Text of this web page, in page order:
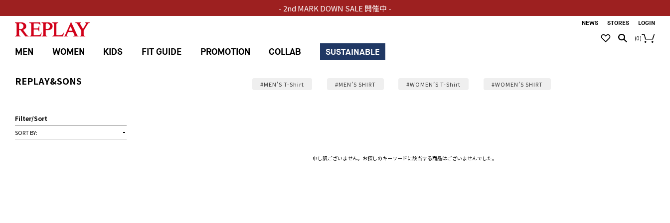
- 2nd MARK DOWN SALE 開催中 -
#MEN’S T-Shirt #MEN’S SHIRT #WOMEN’S T-Shirt #WOMEN’S SHIRT
NEWS STORES LOGIN
(0)
MEN WOMEN KIDS FIT GUIDE PROMOTION COLLAB SUSTAINABLE
申し訳ございません。お探しのキーワードに該当する商品はございませんでした。
REPLAY&SONS
Filter/Sort
SORT BY: